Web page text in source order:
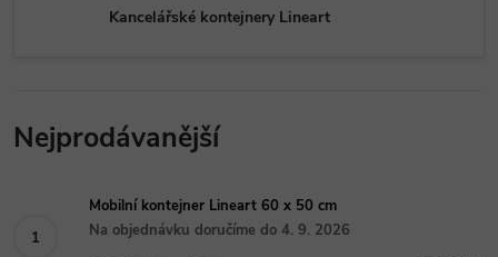
Kancelářské kontejnery Lineart
Nejprodávanější
Mobilní kontejner Lineart 60 x 50 cm
Na objednávku doručíme do 4. 9. 2026